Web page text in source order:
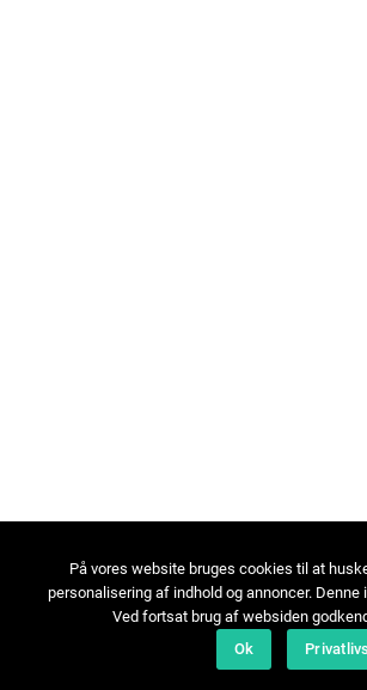
På vores website bruges cookies til at
personalisering af indhold og annoncer.
Ved fortsat brug af websiden
Ok